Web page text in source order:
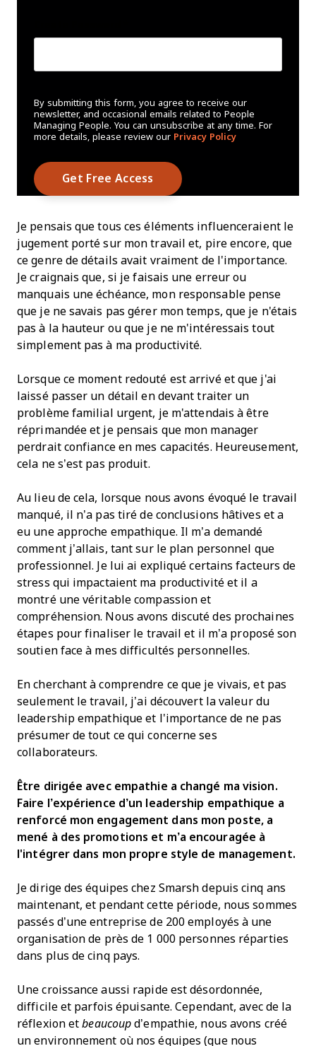
By submitting this form, you agree to receive our
newsletter, and occasional emails related to People
Managing People. You can unsubscribe at any time. For
more details, please review our Privacy Policy
Je pensais que tous ces éléments influenceraient le
jugement porté sur mon travail et, pire encore, que
ce genre de détails avait vraiment de l'importance.
Je craignais que, si je faisais une erreur ou
manquais une échéance, mon responsable pense
que je ne savais pas gérer mon temps, que je n'étais
pas à la hauteur ou que je ne m'intéressais tout
simplement pas à ma productivité.
Lorsque ce moment redouté est arrivé et que j'ai
laissé passer un détail en devant traiter un
problème familial urgent, je m'attendais à être
réprimandée et je pensais que mon manager
perdrait confiance en mes capacités. Heureusement,
cela ne s’est pas produit.
Au lieu de cela, lorsque nous avons évoqué le travail
manqué, il n’a pas tiré de conclusions hâtives et a
eu une approche empathique. Il m’a demandé
comment j’allais, tant sur le plan personnel que
professionnel. Je lui ai expliqué certains facteurs de
stress qui impactaient ma productivité et il a
montré une véritable compassion et
compréhension. Nous avons discuté des prochaines
étapes pour finaliser le travail et il m’a proposé son
soutien face à mes difficultés personnelles.
En cherchant à comprendre ce que je vivais, et pas
seulement le travail, j’ai découvert la valeur du
leadership empathique et l'importance de ne pas
présumer de tout ce qui concerne ses
collaborateurs.
Être dirigée avec empathie a changé ma vision.
Faire l’expérience d’un leadership empathique a
renforcé mon engagement dans mon poste, a
mené à des promotions et m’a encouragée à
l'intégrer dans mon propre style de management.
Je dirige des équipes chez Smarsh depuis cinq ans
maintenant, et pendant cette période, nous sommes
passés d’une entreprise de 200 employés à une
organisation de près de 1 000 personnes réparties
dans plus de cinq pays.
Une croissance aussi rapide est désordonnée,
difficile et parfois épuisante. Cependant, avec de la
réflexion etbeaucoup d’empathie, nous avons créé
un environnement où nos équipes (que nous